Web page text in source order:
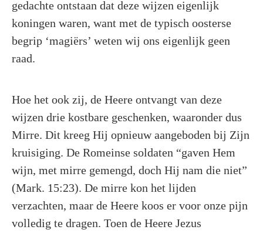
gedachte ontstaan dat deze wijzen eigenlijk
koningen waren, want met de typisch oosterse
begrip ‘magiërs’ weten wij ons eigenlijk geen
raad.
Hoe het ook zij, de Heere ontvangt van deze
wijzen drie kostbare geschenken, waaronder dus
Mirre. Dit kreeg Hij opnieuw aangeboden bij Zijn
kruisiging. De Romeinse soldaten “gaven Hem
wijn, met mirre gemengd, doch Hij nam die niet”
(Mark. 15:23). De mirre kon het lijden
verzachten, maar de Heere koos er voor onze pijn
volledig te dragen. Toen de Heere Jezus